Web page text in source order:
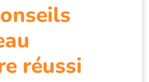
réussi